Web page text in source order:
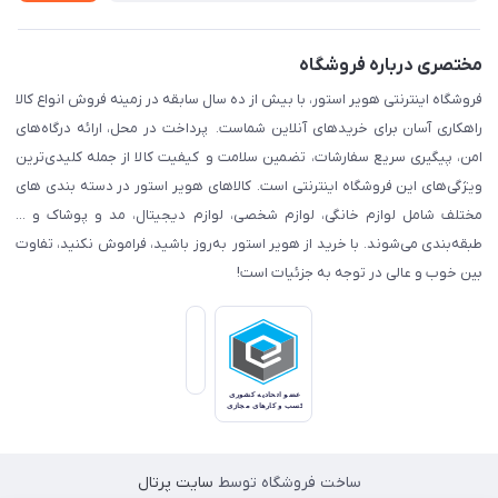
مختصری درباره فروشگاه
فروشگاه اینترنتی هویر استور، با بیش از ده سال سابقه در زمینه فروش انواع کالا
راهکاری آسان برای خریدهای آنلاین شماست. پرداخت در محل، ارائه درگاه‌های
امن، پیگیری سریع سفارشات، تضمین سلامت و کیفیت کالا از جمله کلیدی‌ترین
ویژگی‌های این فروشگاه اینترنتی است. کالاهای هویر استور در دسته بندی های
مختلف شامل لوازم خانگی، لوازم شخصی، لوازم دیجیتال، مد و پوشاک و ...
طبقه‌بندی می‌شوند. با خرید از هویر استور به‌روز باشید، فراموش نکنید، تفاوت
بین خوب و عالی در توجه به جزئیات است!
ساخت فروشگاه توسط سایت پرتال